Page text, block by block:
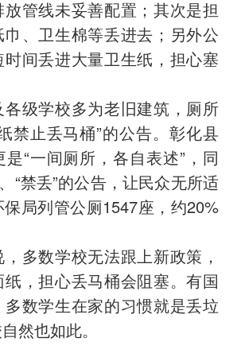
管线未妥善配置；其次是担
、卫生棉等丢进去；另外公
间丢进大量卫生纸，担心塞
级学校多为老旧建筑，厕所
禁止丢马桶”的公告。彰化县
“一间厕所，各自表述”，同
“禁丢”的公告，让民众无所适
局列管公厕1547座，约20%
多数学校无法跟上新政策，
，担心丢马桶会阻塞。有国
数学生在家的习惯就是丢垃
然也如此。